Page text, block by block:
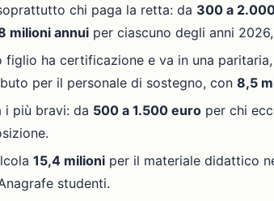
chi paga la retta: da 300 a
milioni annui per ciascuno degli anni
figlio ha certificazione e va in una
per il personale di sostegno, con 8,5
i più bravi: da 500 a 1.500 euro per chi
15,4 milioni per il materiale didattico
studenti.